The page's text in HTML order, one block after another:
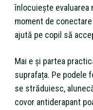
înlocuiește evaluarea
moment de
ajută pe copil să
Mai e și partea
suprafața. Pe podele
se străduiesc,
covor antiderapant